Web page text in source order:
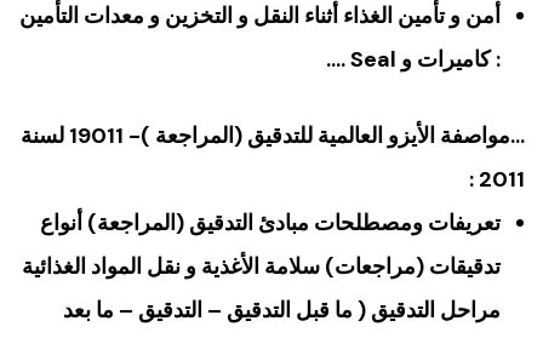
أمن و تأمين الغذاء أثناء النقل و التخزين و معدات التأمين
: كاميرات و Seal ….
…مواصفة الأيزو العالمية للتدقيق (المراجعة )- 19011 لسنة
2011 :
تعريفات ومصطلحات مبادئ التدقيق (المراجعة) أنواع
تدقيقات (مراجعات) سلامة الأغذية و نقل المواد الغذائية
مراحل التدقيق ( ما قبل التدقيق – التدقيق – ما بعد